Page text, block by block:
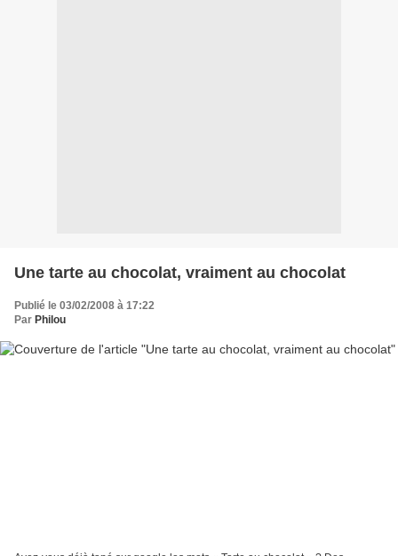
Une tarte au chocolat, vraiment au chocolat
Publié le 03/02/2008 à 17:22
Par Philou